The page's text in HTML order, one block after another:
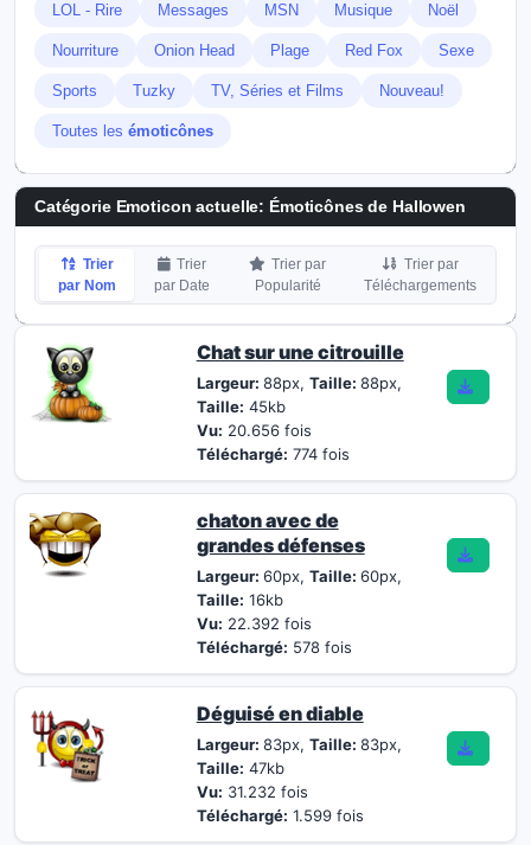
LOL - Rire Messages MSN Musique Noël
Nourriture Onion Head Plage Red Fox Sexe
Sports Tuzky TV, Séries et Films Nouveau!
Toutes les émoticônes
Catégorie Emoticon actuelle: Émoticônes de Hallowen
Trier
par Nom
Trier
par Date
Trier par
Popularité
Trier par
Téléchargements
Chat sur une citrouille
Largeur: 88px, Taille: 88px,
Taille: 45kb
Vu: 20.656 fois
Téléchargé: 774 fois
chaton avec de
grandes défenses
Largeur: 60px, Taille: 60px,
Taille: 16kb
Vu: 22.392 fois
Téléchargé: 578 fois
Déguisé en diable
Largeur: 83px, Taille: 83px,
Taille: 47kb
Vu: 31.232 fois
Téléchargé: 1.599 fois